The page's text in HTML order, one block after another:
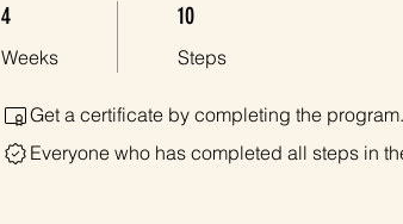
4
Weeks
4 Weeks
10
Steps
10 Steps
Get a certificate by completing the program.
Everyone who has completed all steps in